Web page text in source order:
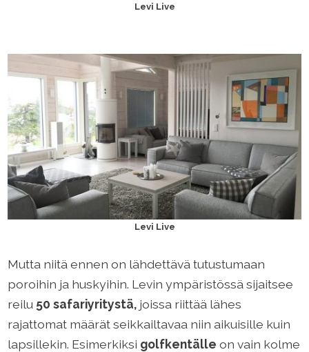
Levi Live
Levi Live
Mutta niitä ennen on lähdettävä tutustumaan
poroihin ja huskyihin. Levin ympäristössä sijaitsee
reilu 50 safariyritystä, joissa riittää lähes
rajattomat määrät seikkailtavaa niin aikuisille kuin
lapsillekin. Esimerkiksi golfkentälle on vain kolme